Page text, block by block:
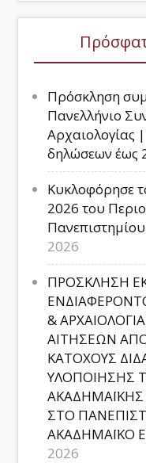
Πρόσκληση
Πανελλήνιο
δηλώσεων έως
Κυκλοφόρησε
2026 του
2026
ΠΡΟΣΚΛΗΣΗ
&
ΑΙΤΗΣΕΩΝ
ΚΑΤΟΧΟΥΣ
ΥΛΟΠΟΙΗΣΗΣ
ΑΚΑΔΗΜΑΪΚΗΣ
ΣΤΟ
ΑΚΑΔΗΜΑΪΚΟ
2026